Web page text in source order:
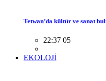
Tetwan’da kültür ve sanat
22:37 05
EKOLOJİ